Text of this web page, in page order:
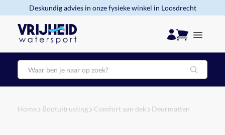
Deskundig advies in onze fysieke winkel in Loosdrecht
Zoeken
Home Bootuitrusting Comfort aan dek Deurmatten